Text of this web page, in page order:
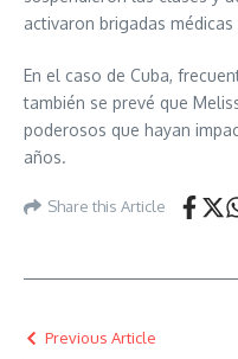
activaron brigadas
En el caso de Cuba,
también se prevé que
poderosos que hayan
años.
Share this Article
Previous Article